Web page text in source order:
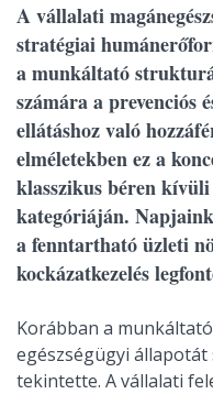
A vállalati
stratégiai
a munkáltató
számára a prevenciós
ellátáshoz való
elméletekben ez a
klasszikus béren
kategóriáján.
a fenntartható üzleti
kockázatkezelés
Korábban a
egészségügyi
tekintette. A vállalati